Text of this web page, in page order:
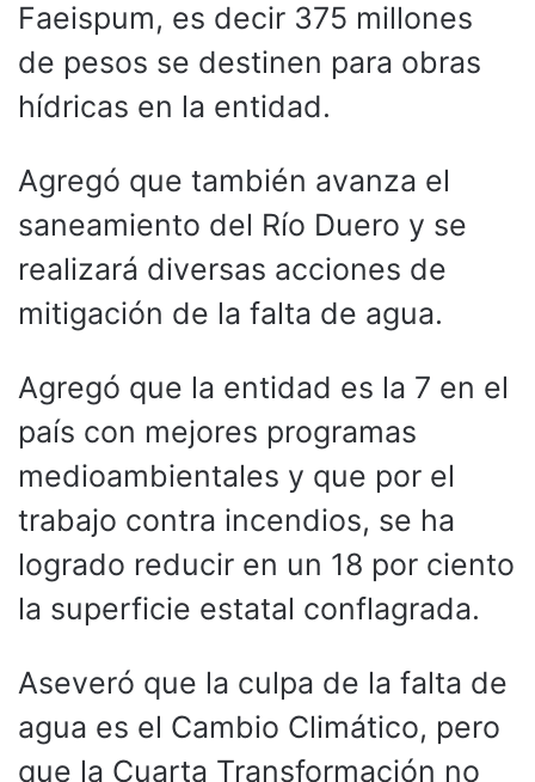
Faeispum, es decir 375 millones
de pesos se destinen para obras
hídricas en la entidad.
Agregó que también avanza el
saneamiento del Río Duero y se
realizará diversas acciones de
mitigación de la falta de agua.
Agregó que la entidad es la 7 en el
país con mejores programas
medioambientales y que por el
trabajo contra incendios, se ha
logrado reducir en un 18 por ciento
la superficie estatal conflagrada.
Aseveró que la culpa de la falta de
agua es el Cambio Climático, pero
que la Cuarta Transformación no